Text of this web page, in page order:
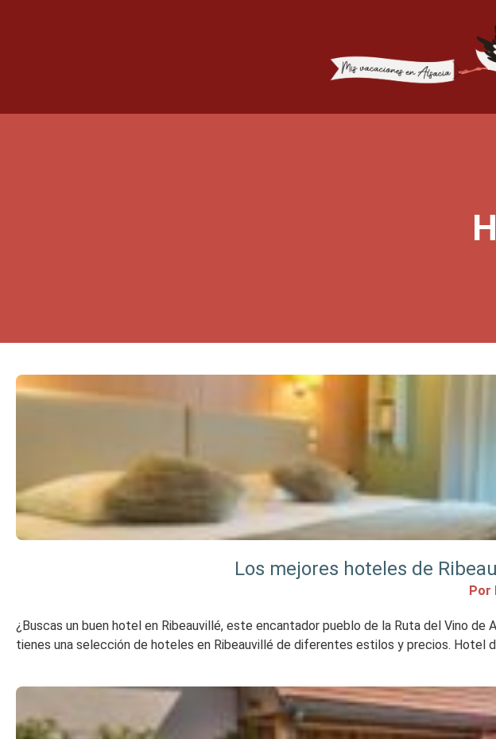
Los mejores hoteles de
Por
¿Buscas un buen hotel en Ribeauvillé, este encantador pueblo de la Ruta del Vino
tienes una selección de hoteles en Ribeauvillé de diferentes estilos y precios. Hotel